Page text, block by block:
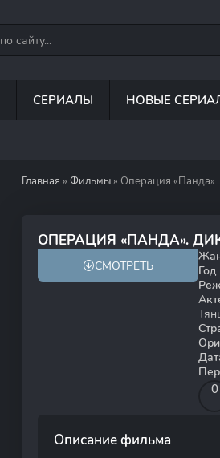
СЕРИАЛЫ НОВЫЕ
Главная » Фильмы » Операция
ОПЕРАЦИЯ «ПАНДА».
4.9
СМОТРЕТЬ
0
4
Описание фильма